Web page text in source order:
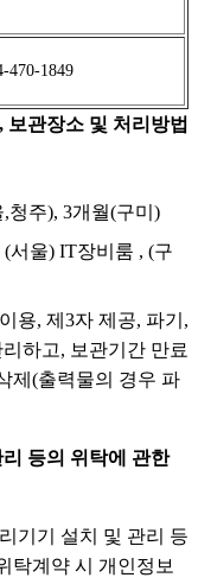
470-1849
관장소 및 처리방법
청주), 3개월(구미)
서울) IT장비룸 , (구
용, 제3자 제공, 파기,
하고, 보관기간 만료
제(출력물의 경우 파
등의 위탁에 관한
기기 설치 및 관리 등
탁계약 시 개인정보